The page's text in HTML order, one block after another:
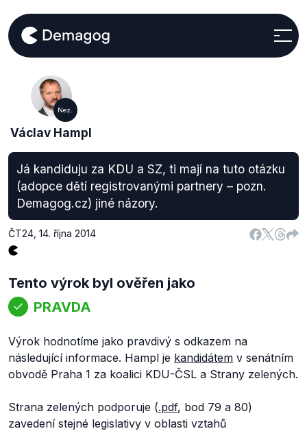
Nez.
Václav Hampl
Já kandiduju za KDU a SZ, ti mají na tuto otázku
(adopce dětí registrovanými partnery – pozn.
Demagog.cz) jiné názory.
ČT24 14. října 2014
Tento výrok byl ověřen jako
PRAVDA
Výrok hodnotíme jako pravdivý s odkazem na
následující informace. Hampl je kandidátem v senátním
obvodě Praha 1 za koalici KDU-ČSL a Strany zelených.
Strana zelených podporuje (.pdf, bod 79 a 80)
zavedení stejné legislativy v oblasti vztahů